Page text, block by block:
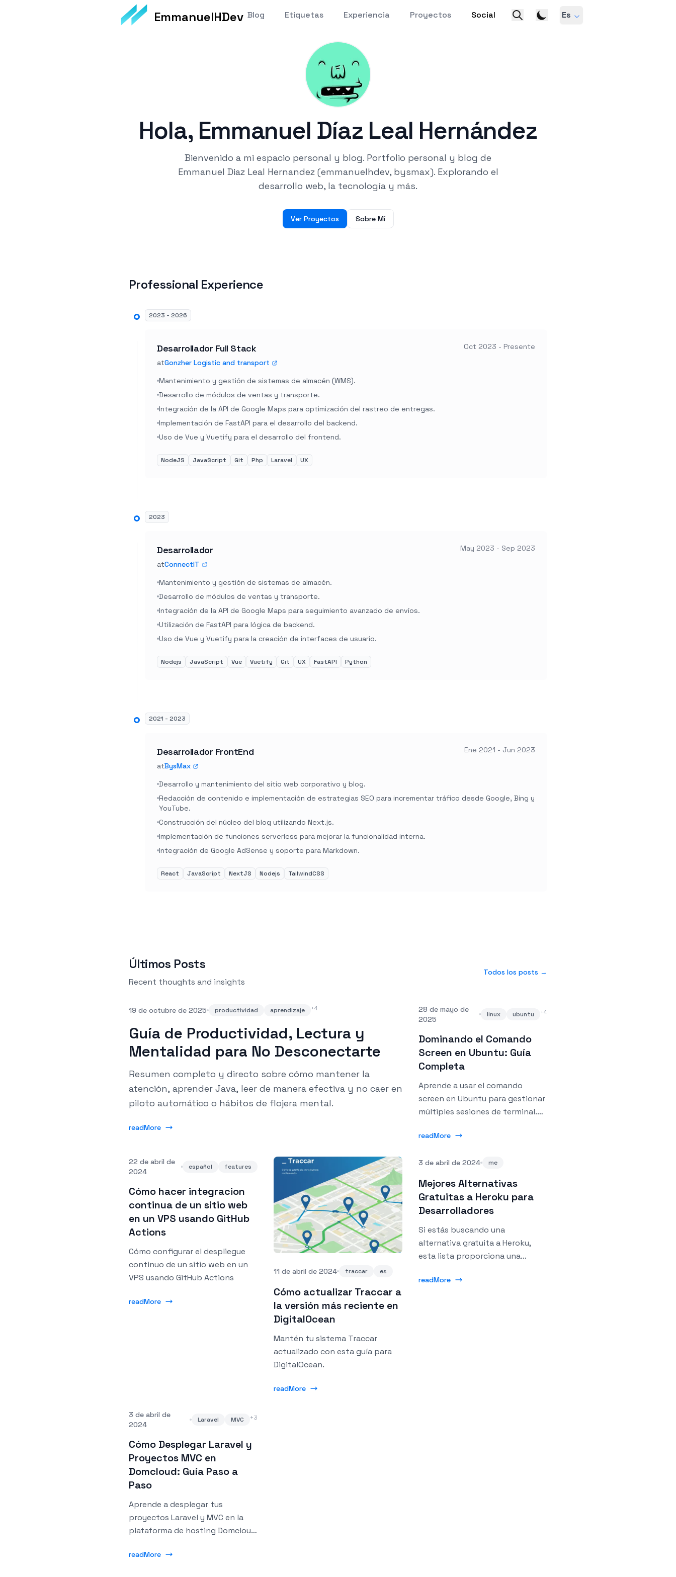
EmmanuelHDev Blog Etiquetas Experiencia Proyectos Social Es
Hola, Emmanuel Díaz Leal Hernández
Bienvenido a mi espacio personal y blog. Portfolio personal y blog de
Emmanuel Diaz Leal Hernandez (emmanuelhdev, bysmax). Explorando el
desarrollo web, la tecnología y más.
Ver Proyectos Sobre Mí
Professional Experience
2023 - 2026
Desarrollador Full Stack
atGonzher Logistic and transport
Oct 2023 - Presente
Mantenimiento y gestión de sistemas de almacén (WMS).
Desarrollo de módulos de ventas y transporte.
Integración de la API de Google Maps para optimización del rastreo de entregas.
Implementación de FastAPI para el desarrollo del backend.
Uso de Vue y Vuetify para el desarrollo del frontend.
NodeJS JavaScript Git Php Laravel UX
2023
Desarrollador
atConnectIT
May 2023 - Sep 2023
Mantenimiento y gestión de sistemas de almacén.
Desarrollo de módulos de ventas y transporte.
Integración de la API de Google Maps para seguimiento avanzado de envíos.
Utilización de FastAPI para lógica de backend.
Uso de Vue y Vuetify para la creación de interfaces de usuario.
Nodejs JavaScript Vue Vuetify Git UX FastAPI Python
2021 - 2023
Desarrollador FrontEnd
atBysMax
Ene 2021 - Jun 2023
Desarrollo y mantenimiento del sitio web corporativo y blog.
Redacción de contenido e implementación de estrategias SEO para incrementar tráfico desde Google, Bing y
YouTube.
Construcción del núcleo del blog utilizando Next.js.
Implementación de funciones serverless para mejorar la funcionalidad interna.
Integración de Google AdSense y soporte para Markdown.
React JavaScript NextJS Nodejs TailwindCSS
Últimos Posts
Recent thoughts and insights
Todos los posts →
19 de octubre de 2025 productividad aprendizaje +4
Guía de Productividad, Lectura y
Mentalidad para No Desconectarte
Resumen completo y directo sobre cómo mantener la
atención, aprender Java, leer de manera efectiva y no caer en
piloto automático o hábitos de flojera mental.
readMore
28 de mayo de
2025
linux ubuntu +4
Dominando el Comando
Screen en Ubuntu: Guía
Completa
Aprende a usar el comando
screen en Ubuntu para gestionar
múltiples sesiones de terminal.
desacoplar, reacoplar y terminar
eficiente.
readMore
22 de abril de
2024
español features
Cómo hacer integracion
continua de un sitio web
en un VPS usando GitHub
Actions
Cómo configurar el despliegue
continuo de un sitio web en un
VPS usando GitHub Actions
readMore
11 de abril de 2024 traccar es
Cómo actualizar Traccar a
la versión más reciente en
DigitalOcean
Mantén tu sistema Traccar
actualizado con esta guía para
DigitalOcean.
readMore
3 de abril de 2024 me
Mejores Alternativas
Gratuitas a Heroku para
Desarrolladores
Si estás buscando una
alternativa gratuita a Heroku,
esta lista proporciona una
gratuitos para desarrolladores.
readMore
3 de abril de
2024
Laravel MVC +3
Cómo Desplegar Laravel y
Proyectos MVC en
Domcloud: Guía Paso a
Paso
Aprende a desplegar tus
proyectos Laravel y MVC en la
plataforma de hosting Domcloud
guía detallada te muestra el
readMore